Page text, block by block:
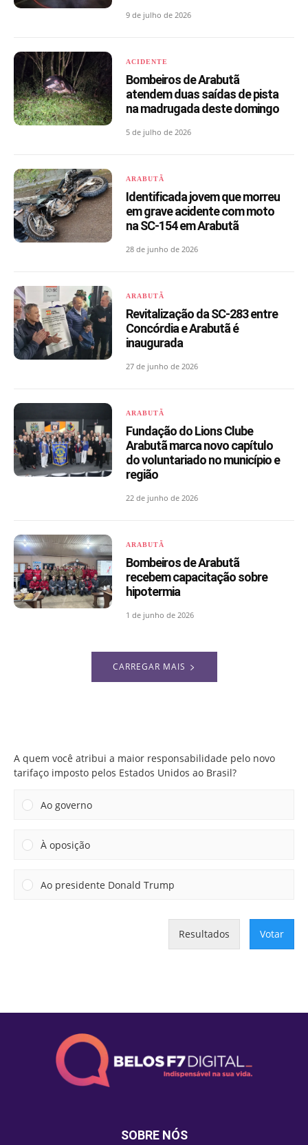
9 de julho de 2026
ACIDENTE
Bombeiros de Arabutã
atendem duas saídas de pista
na madrugada deste domingo
5 de julho de 2026
ARABUTÃ
Identificada jovem que morreu
em grave acidente com moto
na SC-154 em Arabutã
28 de junho de 2026
ARABUTÃ
Revitalização da SC-283 entre
Concórdia e Arabutã é
inaugurada
27 de junho de 2026
ARABUTÃ
Fundação do Lions Clube
Arabutã marca novo capítulo
do voluntariado no município e
região
22 de junho de 2026
ARABUTÃ
Bombeiros de Arabutã
recebem capacitação sobre
hipotermia
1 de junho de 2026
CARREGAR MAIS
A quem você atribui a maior responsabilidade pelo novo
tarifaço imposto pelos Estados Unidos ao Brasil?
Ao governo
À oposição
Ao presidente Donald Trump
Resultados Votar
SOBRE NÓS